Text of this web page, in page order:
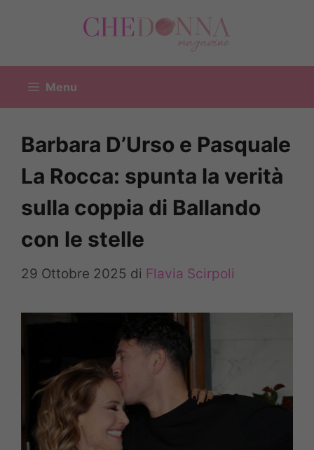
Menu
Barbara D’Urso e Pasquale
La Rocca: spunta la verità
sulla coppia di Ballando
con le stelle
29 Ottobre 2025 di Flavia Scirpoli